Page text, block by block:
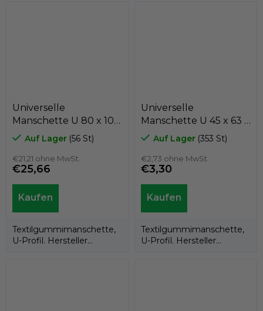
Universelle
Manschette U 80 x 105
x 16 Textilkautschuk,Auf Lager (56 St)
€21,21 ohne MwSt.
€25,66
Textilgummimanschette,
U-Profil. Hersteller
Universelle
Manschette U 45 x 63 x
13 tvrdá
Textilkautschuk,
Kastas
Auf Lager (353 St)
€2,73 ohne MwSt.
€3,30
Textilgummimanschette,
U-Profil. Hersteller